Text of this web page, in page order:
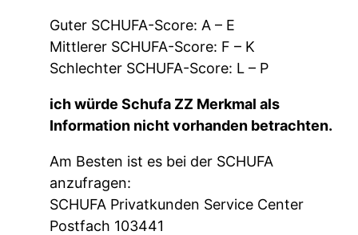
Guter SCHUFA-Score: A – E
Mittlerer SCHUFA-Score: F – K
Schlechter SCHUFA-Score: L – P
ich würde Schufa ZZ Merkmal als
Information nicht vorhanden betrachten.
Am Besten ist es bei der SCHUFA
anzufragen:
SCHUFA Privatkunden Service Center
Postfach 103441